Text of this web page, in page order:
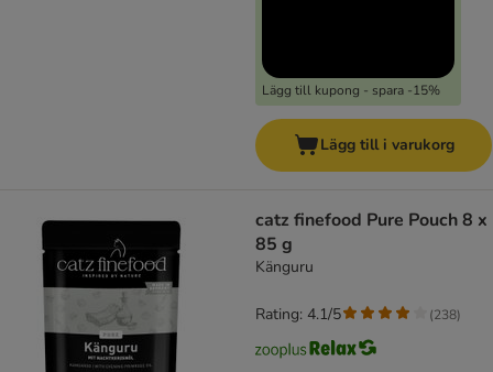
Lägg till kupong - spara -15%
Lägg till i varukorg
catz finefood Pure Pouch 8 x
85 g
Känguru
Rating: 4.1/5 (238)